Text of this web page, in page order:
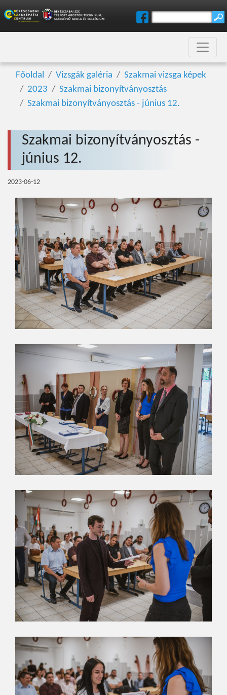
Főoldal Vizsgák galéria
Szakmai vizsga képek
2023
Szakmai bizonyítványosztás
Szakmai bizonyítványosztás - június 12.
Szakmai bizonyítványosztás -
június 12.
2023-06-12